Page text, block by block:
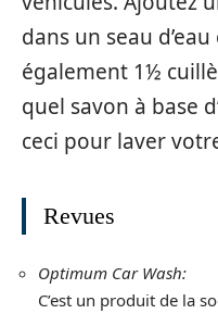
dans un seau
également 1½
quel savon à base
ceci pour laver
Revues
Optimum Car Wash:
C’est un produit de la